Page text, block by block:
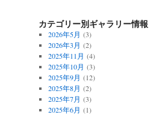
カテゴリー別ギャラリー情報
2026年5月 (3)
2026年3月 (2)
2025年11月 (4)
2025年10月 (3)
2025年9月 (12)
2025年8月 (2)
2025年7月 (3)
2025年6月 (1)